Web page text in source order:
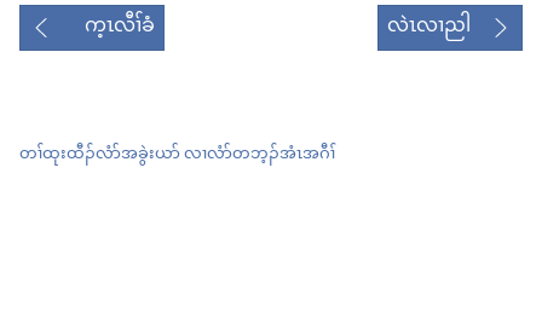
က့ၤလီၢ်ခံ လဲၤလၢညါ
တၢ်ထုးထီၣ်လံာ်အခွဲးယာ် လၢလံာ်တဘ့ၣ်အံၤအဂီၢ်